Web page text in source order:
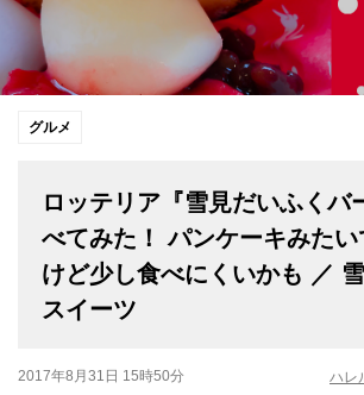
グルメ
ロッテリア『雪見だいふくバ
べてみた！ パンケーキみた
けど少し食べにくいかも ／
スイーツ
2017年8月31日 15時50分 ハレ